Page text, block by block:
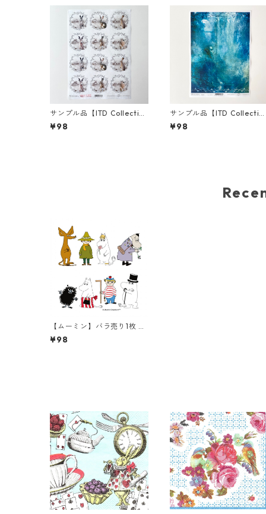
サンプル品【ITD Collectio
n】A4サイズ ライスペーパ
ー R2014 デコパージュ
¥98
サンプル品【ITD Collectio
n】A4サイズ ライスペーパ
ー R1734 デコパージュ
¥98
【ムーミン】バラ売り1枚 ラ
ンチサイズ ペーパーナプキ
ン MOOMIN FRIENDS ONLI
¥98